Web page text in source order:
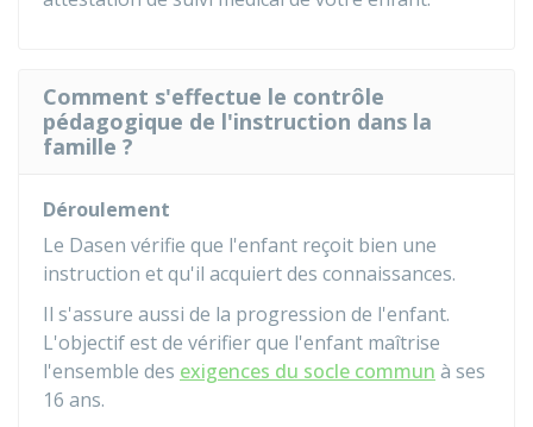
Comment s'effectue le contrôle
pédagogique de l'instruction dans la
famille ?
Déroulement
Le Dasen vérifie que l'enfant reçoit bien une
instruction et qu'il acquiert des connaissances.
Il s'assure aussi de la progression de l'enfant.
L'objectif est de vérifier que l'enfant maîtrise
l'ensemble des exigences du socle commun à ses
16 ans.